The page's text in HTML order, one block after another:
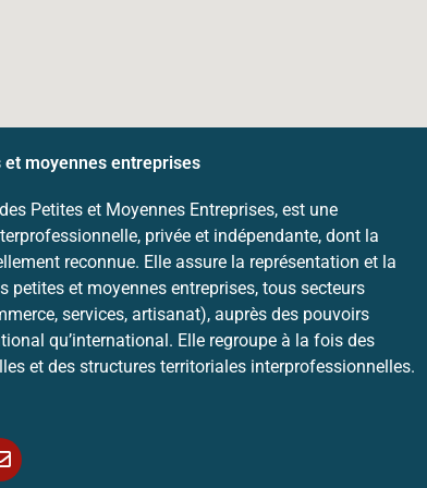
moyennes entreprises
Petites et Moyennes Entreprises, est une
privée et indépendante, dont la
reconnue. Elle assure la représentation et la
petites et moyennes entreprises, tous secteurs
services, artisanat), auprès des pouvoirs
qu’international. Elle regroupe à la fois des
et des structures territoriales interprofessionnelles.